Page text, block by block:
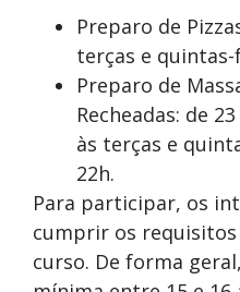
Preparo de
terças e quintas-
Preparo de
Recheadas: de
às terças e
22h.
Para participar, os
cumprir os requisitos
curso. De forma